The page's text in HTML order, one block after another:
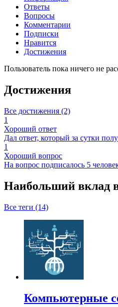
Ответы
Вопросы
Комментарии
Подписки
Нравится
Достижения
Пользователь пока ничего не
Достижения
Все достижения (2)
1
Хороший ответ
Дал ответ, который за сутки
1
Хороший вопрос
На вопрос подписалось 5
Наибольший вклад
Все теги (14)
Компьютерные